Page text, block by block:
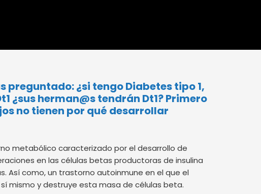
preguntado: ¿si tengo Diabetes tipo 1,
¿sus herman@s tendrán Dt1? Primero
no tienen por qué desarrollar
metabólico caracterizado por el desarrollo de
en las células betas productoras de insulina
Así como, un trastorno autoinmune en el que el
mismo y destruye esta masa de células beta.